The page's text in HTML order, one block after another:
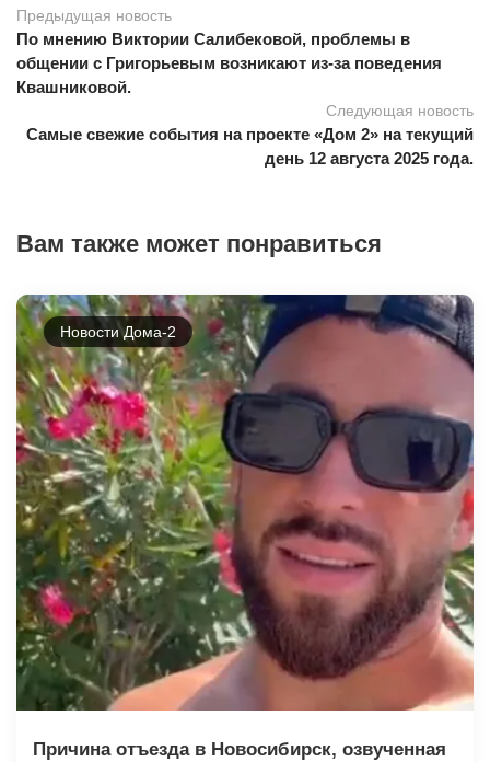
Предыдущая новость
По мнению Виктории Салибековой, проблемы в
общении с Григорьевым возникают из-за поведения
Квашниковой.
Следующая новость
Самые свежие события на проекте «Дом 2» на текущий
день 12 августа 2025 года.
Вам также может понравиться
Новости Дома-2
Причина отъезда в Новосибирск, озвученная